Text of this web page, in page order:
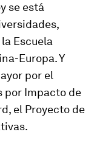
se está
Escuela
Europa. Y
por el
por Impacto de
el Proyecto de